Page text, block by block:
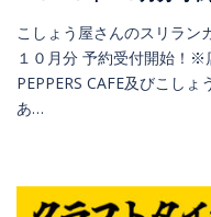
こしょう屋さんのスリラン
１０月分 予約受付開始！※
PEPPERS CAFE及びこし
あ…